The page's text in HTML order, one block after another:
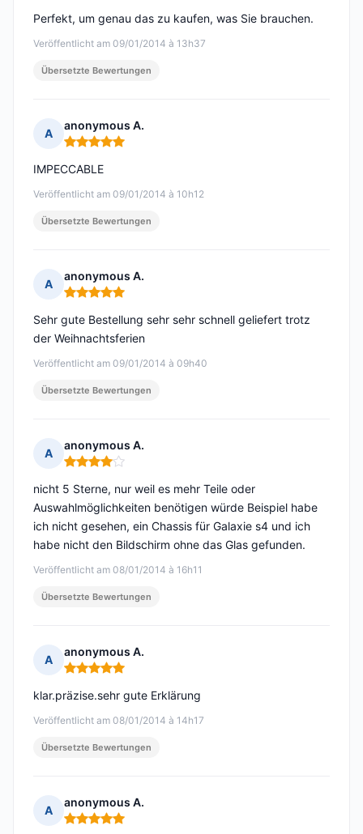
Veröffentlicht am 09/01/2014 à 13h37
Perfekt, um genau das zu kaufen, was Sie brauchen.
Übersetzte Bewertungen
A
anonymous A.
Hinweis: 5 von 5
Veröffentlicht am 09/01/2014 à 10h12
IMPECCABLE
Übersetzte Bewertungen
A
anonymous A.
Hinweis: 5 von 5
Veröffentlicht am 09/01/2014 à 09h40
Sehr gute Bestellung sehr sehr schnell geliefert trotz
der Weihnachtsferien
Übersetzte Bewertungen
A
anonymous A.
Hinweis: 4 von 5
Veröffentlicht am 08/01/2014 à 16h11
nicht 5 Sterne, nur weil es mehr Teile oder
Auswahlmöglichkeiten benötigen würde Beispiel habe
ich nicht gesehen, ein Chassis für Galaxie s4 und ich
habe nicht den Bildschirm ohne das Glas gefunden.
Übersetzte Bewertungen
A
anonymous A.
Hinweis: 5 von 5
Veröffentlicht am 08/01/2014 à 14h17
klar.präzise.sehr gute Erklärung
Übersetzte Bewertungen
A
anonymous A.
Hinweis: 5 von 5